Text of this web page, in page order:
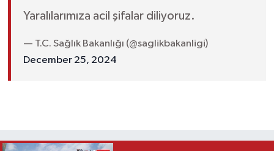
Yaralılarımıza acil şifalar diliyoruz.
— T.C. Sağlık Bakanlığı (@saglikbakanligi)
December 25, 2024